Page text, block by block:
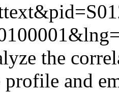
the
profile and